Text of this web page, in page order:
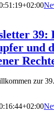
39:
und
zur